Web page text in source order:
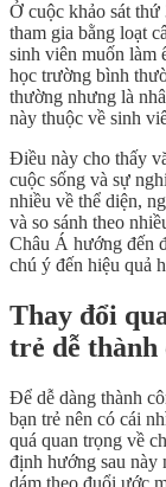
Ở cuộc khảo sát
tham gia bằng loạt
sinh viên muốn làm
học trường bình
thường nhưng là
này thuộc về sinh
Điều này cho thấy
cuộc sống và sự
nhiều về thể diện,
và so sánh theo
Châu Á hướng đến
chú ý đến hiệu quả
Thay đổi
trẻ dễ thành
Để dễ dàng thành
bạn trẻ nên có cái
quá quan trọng về
định hướng sau này
dám theo đuổi ước